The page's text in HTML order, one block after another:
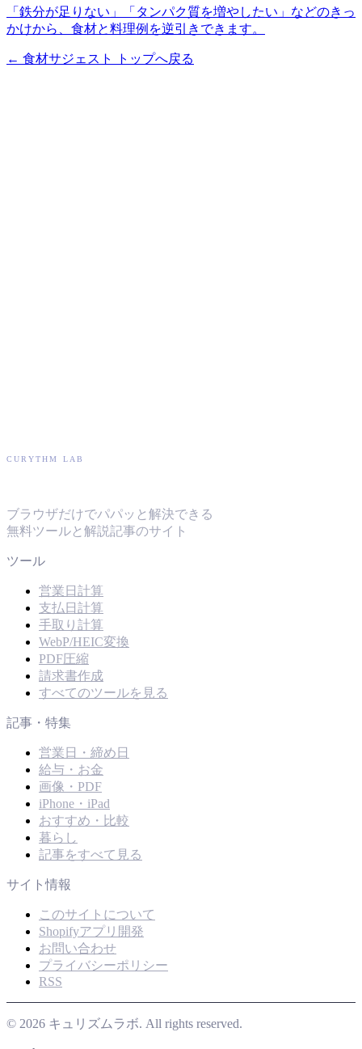
「鉄分が足りない」「タンパク質を増やしたい」などのきっ
かけから、食材と料理例を逆引きできます。
← 食材サジェスト トップへ戻る
CURYTHM LAB
ブラウザだけでパパッと解決できる
無料ツールと解説記事のサイト
ツール
営業日計算
支払日計算
手取り計算
WebP/HEIC変換
PDF圧縮
請求書作成
すべてのツールを見る
記事・特集
営業日・締め日
給与・お金
画像・PDF
iPhone・iPad
おすすめ・比較
暮らし
記事をすべて見る
サイト情報
このサイトについて
Shopifyアプリ開発
お問い合わせ
プライバシーポリシー
RSS
© 2026 キュリズムラボ. All rights reserved.